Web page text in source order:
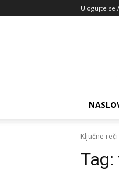
Ulogujte se
Ključne reči
Tag: